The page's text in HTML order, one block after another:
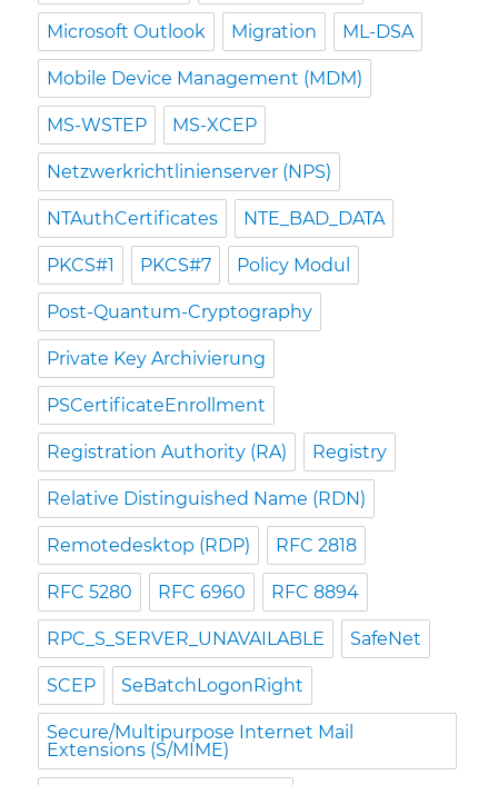
Microsoft Outlook Migration ML-DSA
Mobile Device Management (MDM)
MS-WSTEP MS-XCEP
Netzwerkrichtlinienserver (NPS)
NTAuthCertificates NTE_BAD_DATA
PKCS#1 PKCS#7 Policy Modul
Post-Quantum-Cryptography
Private Key Archivierung
PSCertificateEnrollment
Registration Authority (RA) Registry
Relative Distinguished Name (RDN)
Remotedesktop (RDP) RFC 2818
RFC 5280 RFC 6960 RFC 8894
RPC_S_SERVER_UNAVAILABLE SafeNet
SCEP SeBatchLogonRight
Secure/Multipurpose Internet Mail
Extensions (S/MIME)